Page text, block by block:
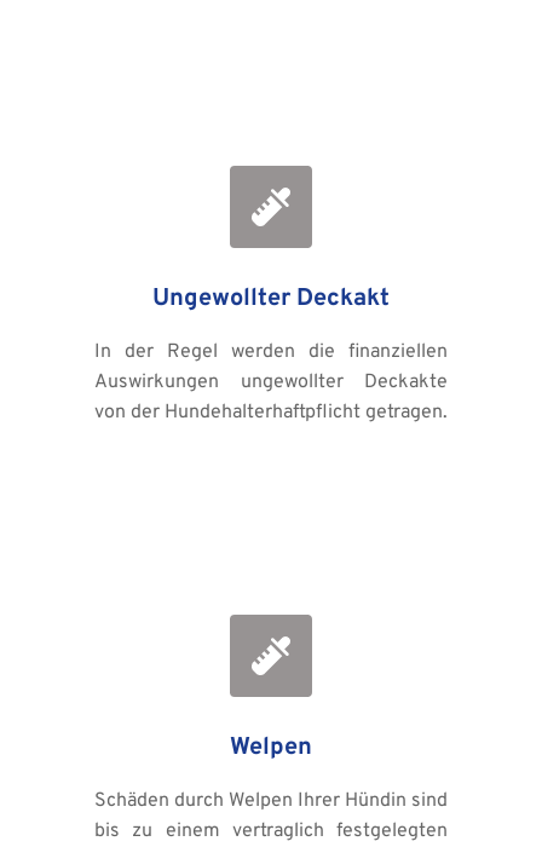
Ungewollter Deckakt
In der Regel werden die finanziellen
Auswirkungen ungewollter Deckakte
von der Hundehalterhaftpflicht getragen.
Welpen
Schäden durch Welpen Ihrer Hündin sind
bis zu einem vertraglich festgelegten